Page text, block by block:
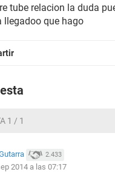
tube relacion la duda
llegadoo que hago
1 / 1
2.433
2014 a las 07:17